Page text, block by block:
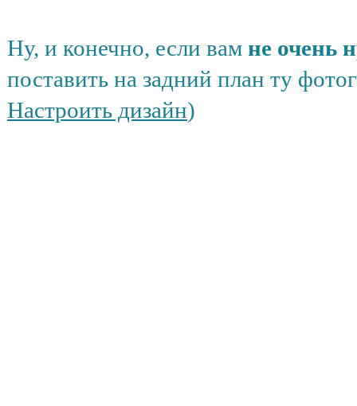
Ну, и конечно, если вам не очень
поставить на задний план ту
Настроить дизайн)